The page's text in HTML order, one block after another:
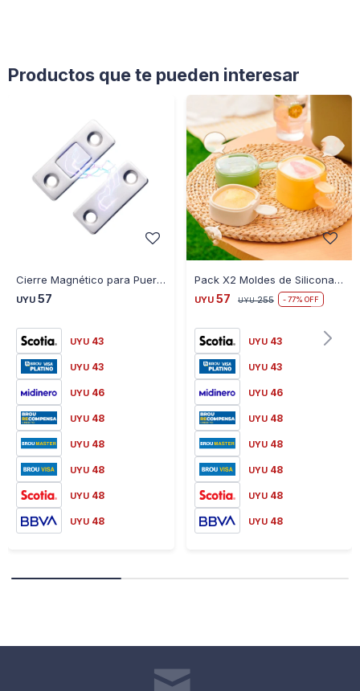
Productos que te pueden interesar
Cierre Magnético para Puerta 4MM
UYU 57
UYU 43
UYU 43
UYU 46
UYU 48
UYU 48
UYU 48
UYU 48
UYU 48
Pack X2 Moldes de Silicona Ecoco Apilable Ideal Helados Frutales
UYU 57 UYU 255 77
UYU 43
UYU 43
UYU 46
UYU 48
UYU 48
UYU 48
UYU 48
UYU 48